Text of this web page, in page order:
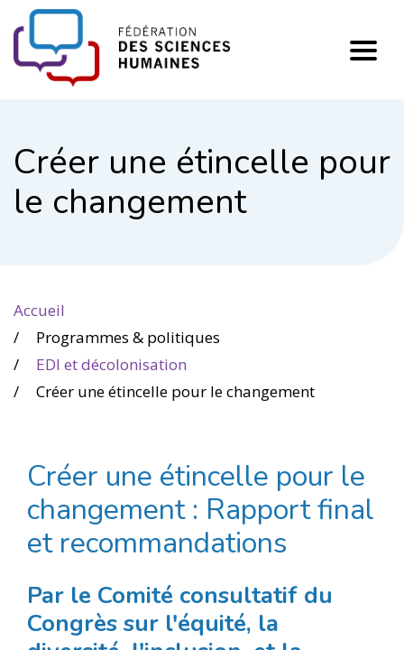
Créer une étincelle pour
le changement
Accueil
Programmes & politiques
EDI et décolonisation
Créer une étincelle pour le changement
Créer une étincelle pour le
changement : Rapport final
et recommandations
Par le Comité consultatif du
Congrès sur l'équité, la